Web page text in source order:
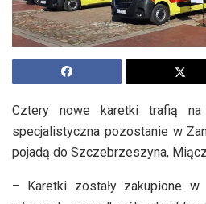
Cztery nowe karetki trafią na
specjalistyczna pozostanie w
pojadą do Szczebrzeszyna,
– Karetki zostały zakupione